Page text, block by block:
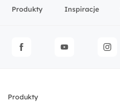
Produkty Inspiracje
Produkty